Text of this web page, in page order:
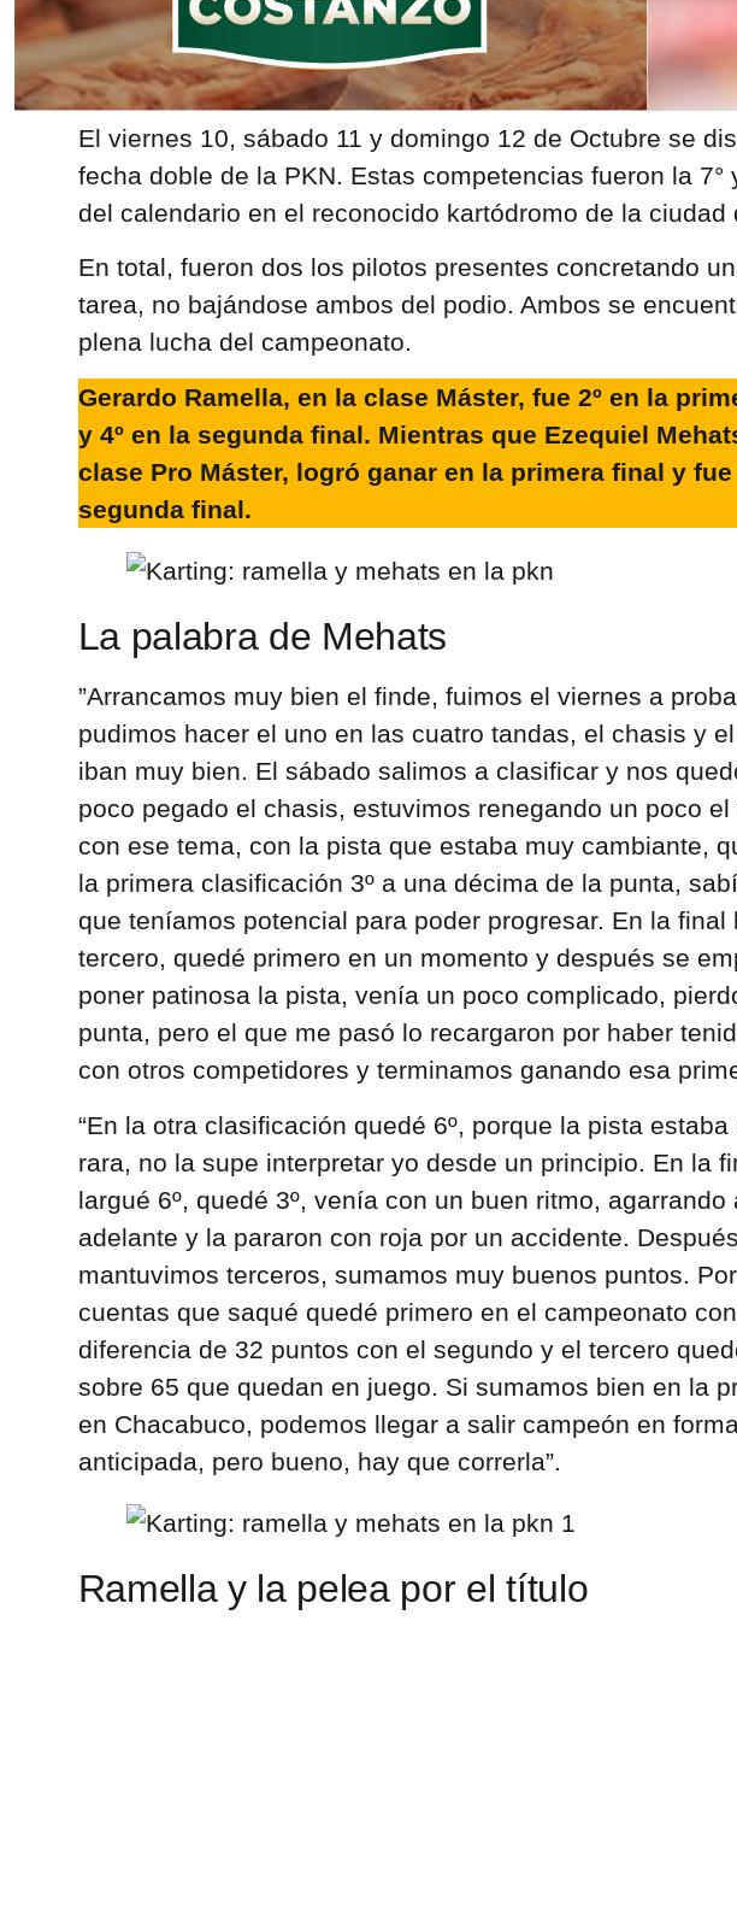
El viernes 10, sábado 11 y domingo 12 de Octubre se
fecha doble de la PKN. Estas competencias fueron la 7°
del calendario en el reconocido kartódromo de la ciudad
En total, fueron dos los pilotos presentes concretando
tarea, no bajándose ambos del podio. Ambos se
plena lucha del campeonato.
Gerardo Ramella, en la clase Máster, fue 2º en la
y 4º en la segunda final. Mientras que Ezequiel
clase Pro Máster, logró ganar en la primera final y fue
segunda final.
La palabra de Mehats
”Arrancamos muy bien el finde, fuimos el viernes a
pudimos hacer el uno en las cuatro tandas, el chasis y
iban muy bien. El sábado salimos a clasificar y nos
poco pegado el chasis, estuvimos renegando un poco el
con ese tema, con la pista que estaba muy cambiante,
la primera clasificación 3º a una décima de la punta,
que teníamos potencial para poder progresar. En la final
tercero, quedé primero en un momento y después se
poner patinosa la pista, venía un poco complicado,
punta, pero el que me pasó lo recargaron por haber
con otros competidores y terminamos ganando esa
“En la otra clasificación quedé 6º, porque la pista estaba
rara, no la supe interpretar yo desde un principio. En la
largué 6º, quedé 3º, venía con un buen ritmo, agarrando
adelante y la pararon con roja por un accidente.
mantuvimos terceros, sumamos muy buenos puntos.
cuentas que saqué quedé primero en el campeonato
diferencia de 32 puntos con el segundo y el tercero
sobre 65 que quedan en juego. Si sumamos bien en la
en Chacabuco, podemos llegar a salir campeón en
anticipada, pero bueno, hay que correrla”.
Ramella y la pelea por el título